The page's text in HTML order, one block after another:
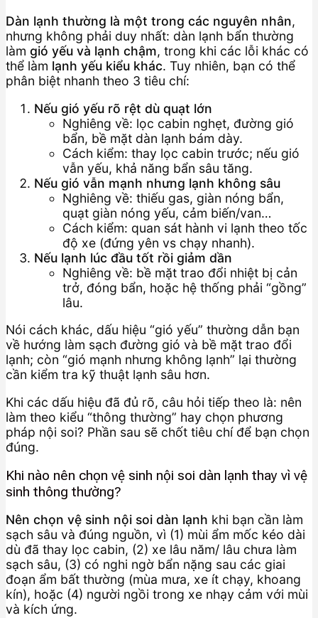
Dàn lạnh thường là một trong các nguyên nhân,
nhưng không phải duy nhất: dàn lạnh bẩn thường
làm gió yếu và lạnh chậm, trong khi các lỗi khác có
thể làm lạnh yếu kiểu khác. Tuy nhiên, bạn có thể
phân biệt nhanh theo 3 tiêu chí:
Nếu gió yếu rõ rệt dù quạt lớn
Nghiêng về: lọc cabin nghẹt, đường gió
bẩn, bề mặt dàn lạnh bám dày.
Cách kiểm: thay lọc cabin trước; nếu gió
vẫn yếu, khả năng bẩn sâu tăng.
Nếu gió vẫn mạnh nhưng lạnh không sâu
Nghiêng về: thiếu gas, giàn nóng bẩn,
quạt giàn nóng yếu, cảm biến/van…
Cách kiểm: quan sát hành vi lạnh theo tốc
độ xe (đứng yên vs chạy nhanh).
Nếu lạnh lúc đầu tốt rồi giảm dần
Nghiêng về: bề mặt trao đổi nhiệt bị cản
trở, đóng bẩn, hoặc hệ thống phải “gồng”
lâu.
Nói cách khác, dấu hiệu “gió yếu” thường dẫn bạn
về hướng làm sạch đường gió và bề mặt trao đổi
lạnh; còn “gió mạnh nhưng không lạnh” lại thường
cần kiểm tra kỹ thuật lạnh sâu hơn.
Khi các dấu hiệu đã đủ rõ, câu hỏi tiếp theo là: nên
làm theo kiểu “thông thường” hay chọn phương
pháp nội soi? Phần sau sẽ chốt tiêu chí để bạn chọn
đúng.
Khi nào nên chọn vệ sinh nội soi dàn lạnh thay vì vệ
sinh thông thường?
Nên chọn vệ sinh nội soi dàn lạnh khi bạn cần làm
sạch sâu và đúng nguồn, vì (1) mùi ẩm mốc kéo dài
dù đã thay lọc cabin, (2) xe lâu năm/ lâu chưa làm
sạch sâu, (3) có nghi ngờ bẩn nặng sau các giai
đoạn ẩm bất thường (mùa mưa, xe ít chạy, khoang
kín), hoặc (4) người ngồi trong xe nhạy cảm với mùi
và kích ứng.